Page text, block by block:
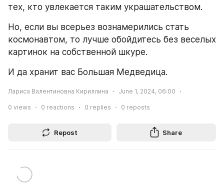
тех, кто увлекается таким украшательством.
Но, если вы всерьез вознамерились стать
космонавтом, то лучше обойдитесь без веселых
картинок на собственной шкуре.
И да хранит вас Большая Медведица.
Лариса Валентиновна Кириллина June 1, 2024, 06:00
0 views 0 reactions 0 replies 0 reposts
Repost Share